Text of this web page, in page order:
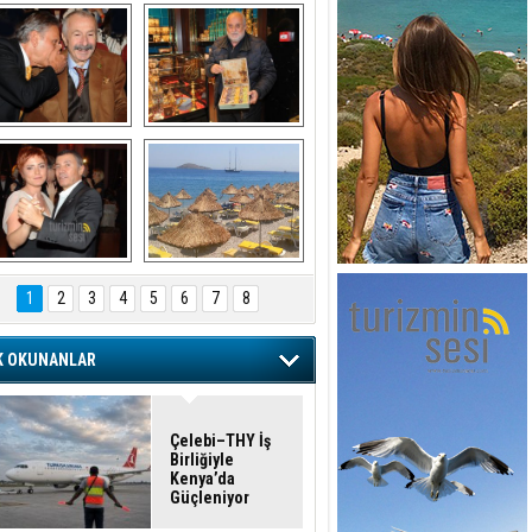
ULUSOY ve
BAĞLIKAYA
Avni Ongurlar ile
DEDEMAN
TATİL
1
2 3 4 5 6 7 8
OKUNANLAR
Çelebi–THY İş
Birliğiyle
Kenya’da
Güçleniyor